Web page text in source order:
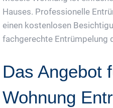
Hauses. Professionelle
einen kostenlosen
fachgerechte Entrümpelung
Das Angebot
Wohnung